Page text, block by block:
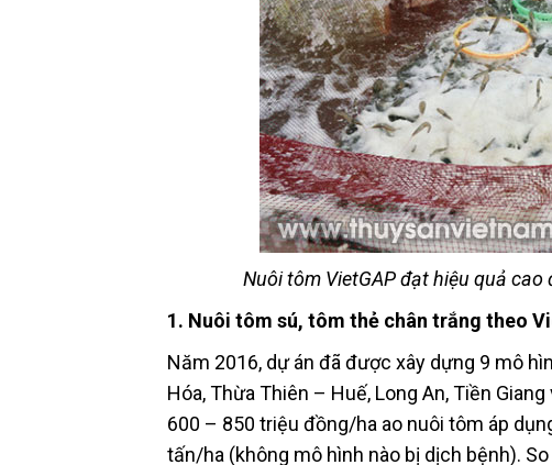
Nuôi tôm VietGAP đạt hiệu quả
1. Nuôi tôm sú, tôm thẻ chân trắng theo
Năm 2016, dự án đã được xây dựng 9 mô
Hóa, Thừa Thiên – Huế, Long An, Tiền
600 – 850 triệu đồng/ha ao nuôi tôm áp
tấn/ha (không mô hình nào bị dịch bệnh).